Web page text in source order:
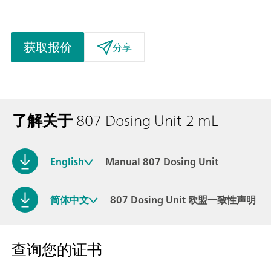
获取报价 分享
了解关于807 Dosing Unit 2 mL
English Manual 807 Dosing Unit
简体中文 807 Dosing Unit 欧盟一致性声明
查询您的证书